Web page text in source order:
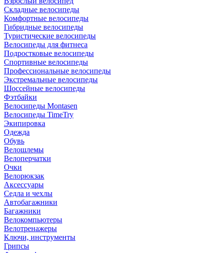
Складные велосипеды
Комфортные велосипеды
Гибридные велосипеды
Туристические велосипеды
Велосипеды для фитнеса
Подростковые велосипеды
Спортивные велосипеды
Профессиональные велосипеды
Экстремальные велосипеды
Шоссейные велосипеды
Фэтбайки
Велосипеды Montasen
Велосипеды TimeTry
Экипировка
Одежда
Обувь
Велошлемы
Велоперчатки
Очки
Велорюкзак
Аксессуары
Седла и чехлы
Автобагажники
Багажники
Велокомпьютеры
Велотренажеры
Ключи, инструменты
Грипсы